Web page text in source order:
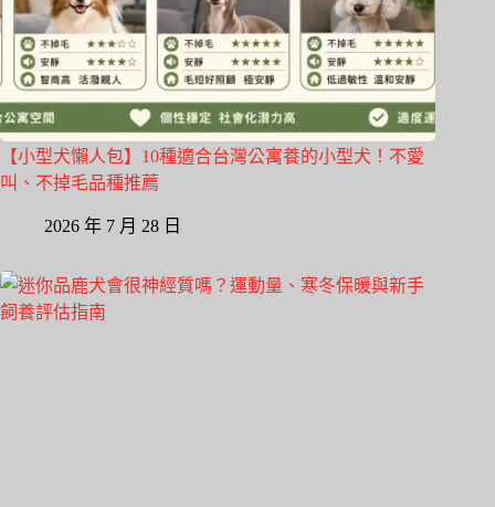
【小型犬懶人包】10種適合台灣公寓養的小型犬！不愛
叫、不掉毛品種推薦
2026 年 7 月 28 日